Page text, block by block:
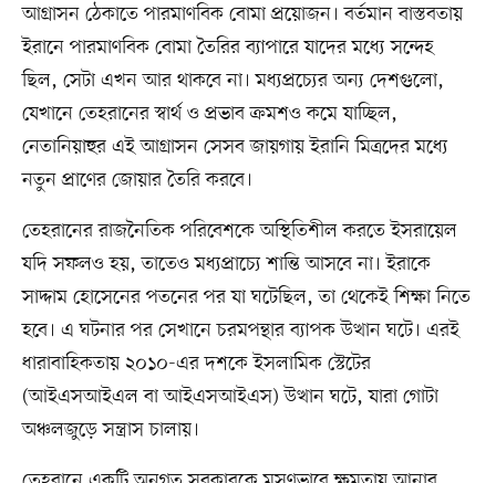
আগ্রাসন ঠেকাতে পারমাণবিক বোমা প্রয়োজন। বর্তমান বাস্তবতায়
ইরানে পারমাণবিক বোমা তৈরির ব্যাপারে যাদের মধ্যে সন্দেহ
ছিল, সেটা এখন আর থাকবে না। মধ্যপ্রচ্যের অন্য দেশগুলো,
যেখানে তেহরানের স্বার্থ ও প্রভাব ক্রমশও কমে যাচ্ছিল,
নেতানিয়াহুর এই আগ্রাসন সেসব জায়গায় ইরানি মিত্রদের মধ্যে
নতুন প্রাণের জোয়ার তৈরি করবে।
তেহরানের রাজনৈতিক পরিবেশকে অস্থিতিশীল করতে ইসরায়েল
যদি সফলও হয়, তাতেও মধ্যপ্রাচ্যে শান্তি আসবে না। ইরাকে
সাদ্দাম হোসেনের পতনের পর যা ঘটেছিল, তা থেকেই শিক্ষা নিতে
হবে। এ ঘটনার পর সেখানে চরমপন্থার ব্যাপক উত্থান ঘটে। এরই
ধারাবাহিকতায় ২০১০-এর দশকে ইসলামিক স্টেটের
(আইএসআইএল বা আইএসআইএস) উত্থান ঘটে, যারা গোটা
অঞ্চলজুড়ে সন্ত্রাস চালায়।